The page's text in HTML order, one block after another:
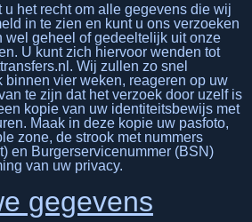
u het recht om alle gegevens die wij
in te zien en kunt u ons verzoeken
wel geheel of gedeeltelijk uit onze
U kunt zich hiervoor wenden tot
Wij zullen zo snel
binnen vier weken, reageren op uw
te zijn dat het verzoek door uzelf is
kopie van uw identiteitsbewijs met
Maak in deze kopie uw pasfoto,
zone, de strook met nummers
en Burgerservicenummer (BSN)
van uw privacy.
gegevens